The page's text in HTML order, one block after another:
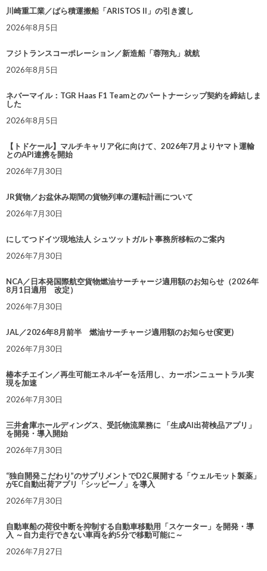
川崎重工業／ばら積運搬船「ARISTOS II」の引き渡し
2026年8月5日
フジトランスコーポレーション／新造船「蓉翔丸」就航
2026年8月5日
ネバーマイル：TGR Haas F1 Teamとのパートナーシップ契約を締結しま
した
2026年8月5日
【トドケール】マルチキャリア化に向けて、2026年7月よりヤマト運輸
とのAPI連携を開始
2026年7月30日
JR貨物／お盆休み期間の貨物列車の運転計画について
2026年7月30日
にしてつドイツ現地法人 シュツットガルト事務所移転のご案内
2026年7月30日
NCA／日本発国際航空貨物燃油サーチャージ適用額のお知らせ（2026年
8月1日適用 改定）
2026年7月30日
JAL／2026年8月前半 燃油サーチャージ適用額のお知らせ(変更)
2026年7月30日
椿本チエイン／再生可能エネルギーを活用し、カーボンニュートラル実
現を加速
2026年7月30日
三井倉庫ホールディングス、受託物流業務に 「生成AI出荷検品アプリ」
を開発・導入開始
2026年7月30日
“独自開発こだわり”のサプリメントでD2C展開する「ウェルモット製薬」
がEC自動出荷アプリ「シッピーノ」を導入
2026年7月30日
自動車船の荷役中断を抑制する自動車移動用「スケーター」を開発・導
入 ～自力走行できない車両を約5分で移動可能に～
2026年7月27日